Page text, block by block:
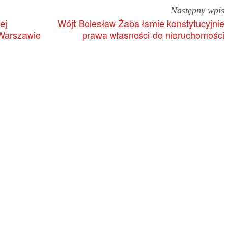
Następny wpis
Wójt Bolesław Żaba łamie konstytucyjnie
prawa własności do nieruchomości